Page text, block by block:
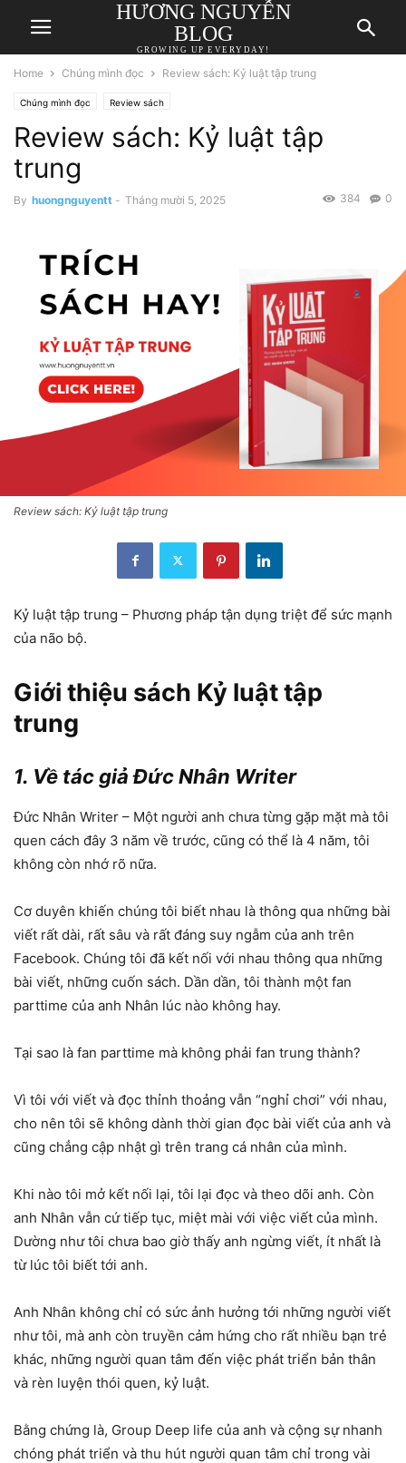
HƯƠNG NGUYỄN
BLOG
GROWING UP EVERYDAY!
Home Chúng mình đọc Review sách: Kỷ luật tập trung
Chúng mình đọc Review sách
Review sách: Kỷ luật tập
trung
By huongnguyentt - Tháng mười 5, 2025 0
384
Review sách: Kỷ luật tập trung
Kỷ luật tập trung – Phương pháp tận dụng triệt để sức mạnh
của não bộ.
Giới thiệu sách Kỷ luật tập
trung
1. Về tác giả Đức Nhân Writer
Đức Nhân Writer – Một người anh chưa từng gặp mặt mà tôi
quen cách đây 3 năm về trước, cũng có thể là 4 năm, tôi
không còn nhớ rõ nữa.
Cơ duyên khiến chúng tôi biết nhau là thông qua những bài
viết rất dài, rất sâu và rất đáng suy ngẫm của anh trên
Facebook. Chúng tôi đã kết nối với nhau thông qua những
bài viết, những cuốn sách. Dần dần, tôi thành một fan
parttime của anh Nhân lúc nào không hay.
Tại sao là fan parttime mà không phải fan trung thành?
Vì tôi với viết và đọc thỉnh thoảng vẫn “nghỉ chơi” với nhau,
cho nên tôi sẽ không dành thời gian đọc bài viết của anh và
cũng chẳng cập nhật gì trên trang cá nhân của mình.
Khi nào tôi mở kết nối lại, tôi lại đọc và theo dõi anh. Còn
anh Nhân vẫn cứ tiếp tục, miệt mài với việc viết của mình.
Dường như tôi chưa bao giờ thấy anh ngừng viết, ít nhất là
từ lúc tôi biết tới anh.
Anh Nhân không chỉ có sức ảnh hưởng tới những người viết
như tôi, mà anh còn truyền cảm hứng cho rất nhiều bạn trẻ
khác, những người quan tâm đến việc phát triển bản thân
và rèn luyện thói quen, kỷ luật.
Bằng chứng là, Group Deep life của anh và cộng sự nhanh
chóng phát triển và thu hút người quan tâm chỉ trong vài